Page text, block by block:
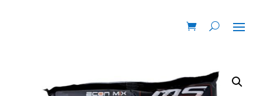
Promoção!